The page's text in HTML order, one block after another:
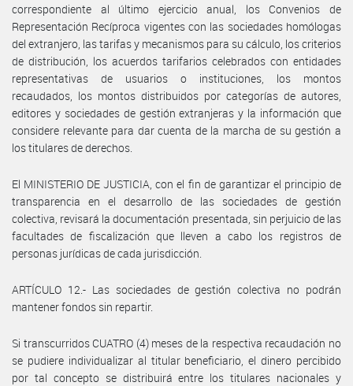
correspondiente al último ejercicio anual, los Convenios de
Representación Recíproca vigentes con las sociedades homólogas
del extranjero, las tarifas y mecanismos para su cálculo, los criterios
de distribución, los acuerdos tarifarios celebrados con entidades
representativas de usuarios o instituciones, los montos
recaudados, los montos distribuidos por categorías de autores,
editores y sociedades de gestión extranjeras y la información que
considere relevante para dar cuenta de la marcha de su gestión a
los titulares de derechos.
El MINISTERIO DE JUSTICIA, con el fin de garantizar el principio de
transparencia en el desarrollo de las sociedades de gestión
colectiva, revisará la documentación presentada, sin perjuicio de las
facultades de fiscalización que lleven a cabo los registros de
personas jurídicas de cada jurisdicción.
ARTÍCULO 12.- Las sociedades de gestión colectiva no podrán
mantener fondos sin repartir.
Si transcurridos CUATRO (4) meses de la respectiva recaudación no
se pudiere individualizar al titular beneficiario, el dinero percibido
por tal concepto se distribuirá entre los titulares nacionales y